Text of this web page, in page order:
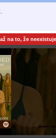
na to, že neexistuje